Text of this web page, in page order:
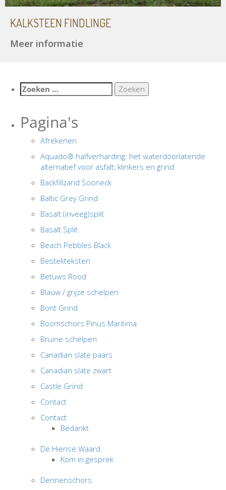
KALKSTEEN FINDLINGE
Meer informatie
Zoeken
naar:
Pagina's
Afrekenen
Aquado® halfverharding: het waterdoorlatende
alternatief voor asfalt, klinkers en grind
Backfillzand Sooneck
Baltic Grey Grind
Basalt (inveeg)split
Basalt Split
Beach Pebbles Black
Bestekteksten
Betuws Rood
Blauw / grijze schelpen
Bont Grind
Boomschors Pinus Maritima
Bruine schelpen
Canadian slate paars
Canadian slate zwart
Castle Grind
Contact
Contact
Bedankt
De Hiense Waard
Kom in gesprek
Dennenschors